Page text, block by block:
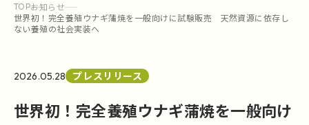
TOPお知らせ
世界初！完全養殖ウナギ蒲焼を一般向けに試験販売 天然資源に依存し
ない養殖の社会実装へ
2026.05.28 プレスリリース
世界初！完全養殖ウナギ蒲焼を一般向け